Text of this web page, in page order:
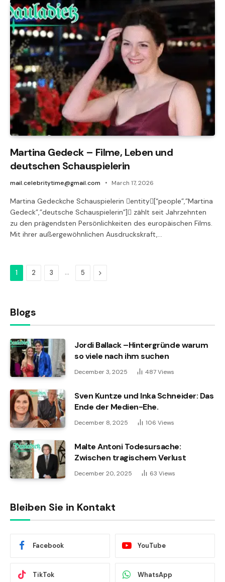
Martina Gedeck – Filme, Leben und
deutschen Schauspielerin
mail.celebritytime@gmail.com March 17, 2026
Martina Gedeckche Schauspielerin entity[“people”,”Martina
Gedeck”,”deutsche Schauspielerin”] zählt seit Jahrzehnten
zu den prägendsten Persönlichkeiten des europäischen Films.
Mit ihrer außergewöhnlichen Ausdruckskraft,…
1 2 3 … 5 Next
Blogs
Jordi Ballack –Hintergründe warum
so viele nach ihm suchen
December 3, 2025 487Views
Sven Kuntze und Inka Schneider: Das
Ende der Medien-Ehe.
December 8, 2025 106 Views
Malte Antoni Todesursache:
Zwischen tragischem Verlust
December 20, 2025 63 Views
Bleiben Sie in Kontakt
Facebook YouTube
TikTok WhatsApp